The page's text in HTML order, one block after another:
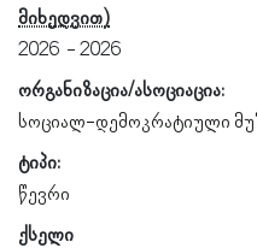
2026
2026
ორგანიზაცია/ასოციაცია:
სოციალ-დემოკრატიული
ტიპი:
წევრი
ქსელი